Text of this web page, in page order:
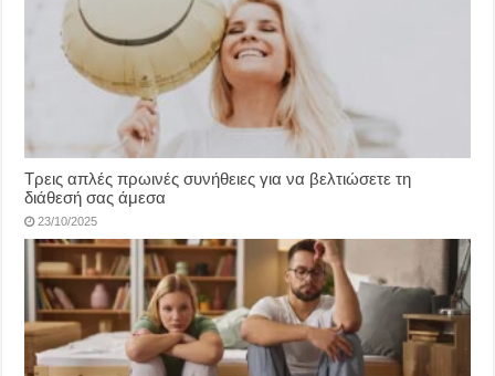
Τρεις απλές πρωινές συνήθειες για να βελτιώσετε τη
διάθεσή σας άμεσα
23/10/2025